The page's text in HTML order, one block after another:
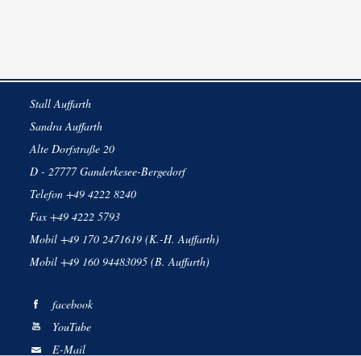
Stall Auffarth
Sandra Auffarth
Alte Dorfstraße 20
D - 27777 Ganderkesee-Bergedorf
Telefon +49 4222 8240
Fax +49 4222 5793
Mobil +49 170 2471619 (K.-H. Auffarth)
Mobil +49 160 94483095 (B. Auffarth)
facebook
YouTube
E-Mail